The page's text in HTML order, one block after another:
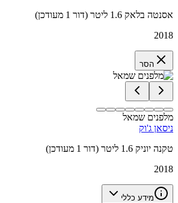
אסנטה בלאק 1.6 ליטר (דור 1 מעודכן)
2018
הסר
מלפנים שמאל
ניסאן ג'וק
טקנה יוניק 1.6 ליטר (דור 1 מעודכן)
2018
מידע כללי